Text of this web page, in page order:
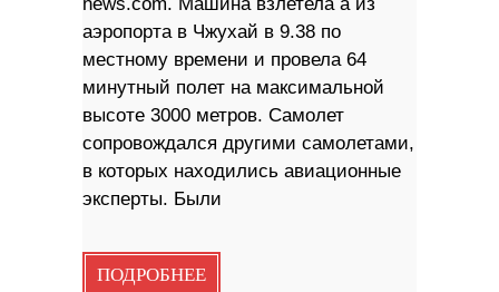
аэропорта в Чжухай в 9.38 по
местному времени и провела 64
минутный полет на максимальной
высоте 3000 метров. Самолет
сопровождался другими самолетами,
в которых находились авиационные
эксперты. Были
ПОДРОБНЕЕ